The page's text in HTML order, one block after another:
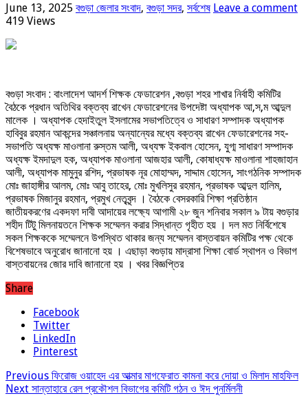
June 13, 2025 বগুড়া জেলার সংবাদ, বগুড়া সদর, সর্বশেষ Leave a comment
419 Views
বগুড়া সংবাদ : বাংলাদেশ আদর্শ শিক্ষক ফেডারেশন ,বগুড়া শহর শাখার নির্বাহী কমিটির
বৈঠকে প্রধান অতিথির বক্তব্য রাখেন ফেডারেশনের উপদেষ্টা অধ্যাপক আ,স,ম আব্দুল
মালেক । অধ্যাপক হেদাইতুল ইসলামের সভাপতিত্বে ও সাধারণ সম্পাদক অধ্যাপক
হাবিবুর রহমান আকন্দের সঞ্চালনায় অন্যান্যের মধ্যে বক্তব্য রাখেন ফেডারেশনের সহ-
সভাপতি অধ্যক্ষ মাওলানা রুস্তম আলী, অধ্যক্ষ ইকবাল হোসেন, যুগ্ম সাধারণ সম্পাদক
অধ্যক্ষ ইমদাদুল হক, অধ্যাপক মাওলানা আজহার আলী, কোষাধ্যক্ষ মাওলানা শাহজাহান
আলী, অধ্যাপক মামুনুর রশিদ, প্রভাষক নূর মোহাম্মদ, সাদ্দাম হোসেন, সাংগঠনিক সম্পাদক
মোঃ জাহাঙ্গীর আলম, মোঃ আবু তাহের, মোঃ মুখলিসুর রহমান, প্রভাষক আব্দুল হালিম,
প্রভাষক মিজানুর রহমান, প্রমুখ নেতৃবৃন্দ । বৈঠকে বেসরকারি শিক্ষা প্রতিষ্ঠান
জাতীয়করণের একদফা দাবী আদায়ের লক্ষ্যে আগামী ২৮ জুন শনিবার সকাল ৯ টায় বগুড়ার
শহীদ টিটু মিলনায়তনে শিক্ষক সম্মেলন করার সিদ্ধান্ত গৃহীত হয় । দল মত নির্বিশেষে
সকল শিক্ষককে সম্মেলনে উপস্থিত থাকার জন্য সম্মেলন বাস্তবায়ন কমিটির পক্ষ থেকে
বিশেষভাবে অনুরোধ জানানো হয় । এছাড়া বগুড়ায় মাদ্রাসা শিক্ষা বোর্ড স্থাপন ও বিভাগ
বাস্তবায়নের জোর দাবি জানানো হয় । খবর বিজ্ঞপ্তির
Share
Facebook
Twitter
LinkedIn
Pinterest
Previous ফিরোজ ওয়াহেদ এর আত্মার মাগফেরাত কামনা করে দোয়া ও মিলাদ মাহফিল
Next সান্তাহারে রেল প্রকৌশল বিভাগের কমিটি গঠন ও ঈদ পুনর্মিলনী